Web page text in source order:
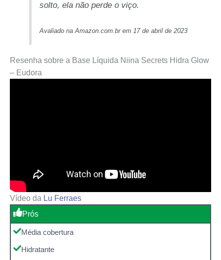
solto, ela não perde o viço.
Avaliado na Amazon.com.br em 17 de abril de 2023
Resenha sobre a Base Líquida Niina Secrets Hidra Glow
– Eudora
Vídeo da Lu Ferraes
Prós
Média cobertura
Hidratante